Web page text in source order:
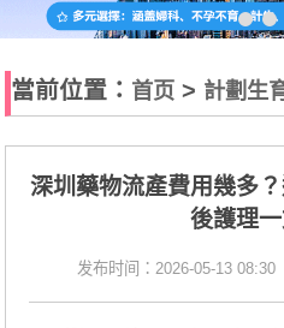
當前位置： 首页 > 計劃生
深圳藥物流產費用幾多
後護理
发布时间：2026-05-13 08:30